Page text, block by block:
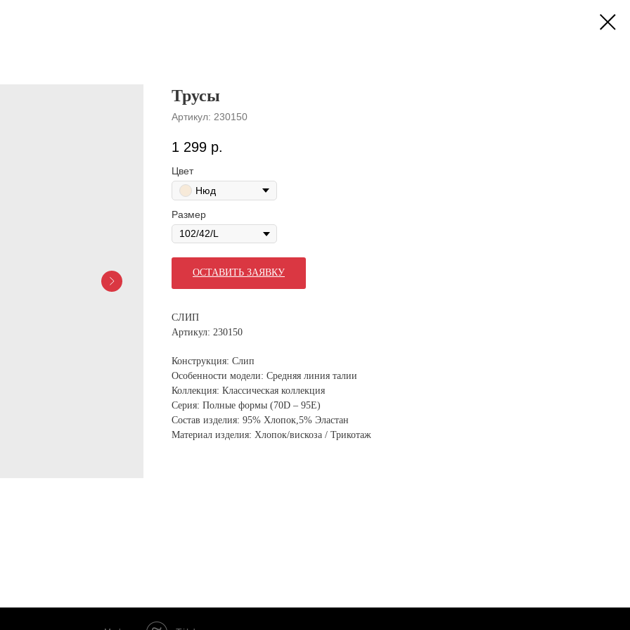
Трусы
Артикул: 230150
1 299 р.
Цвет
Нюд
Размер
ОСТАВИТЬ ЗАЯВКУ
СЛИП
Артикул: 230150
Конструкция: Слип
Особенности модели: Средняя линия талии
Коллекция: Классическая коллекция
Серия: Полные формы (70D – 95E)
Состав изделия: 95% Хлопок,5% Эластан
Материал изделия: Хлопок/вискоза / Трикотаж